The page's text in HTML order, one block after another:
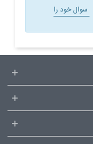
سوال خود را